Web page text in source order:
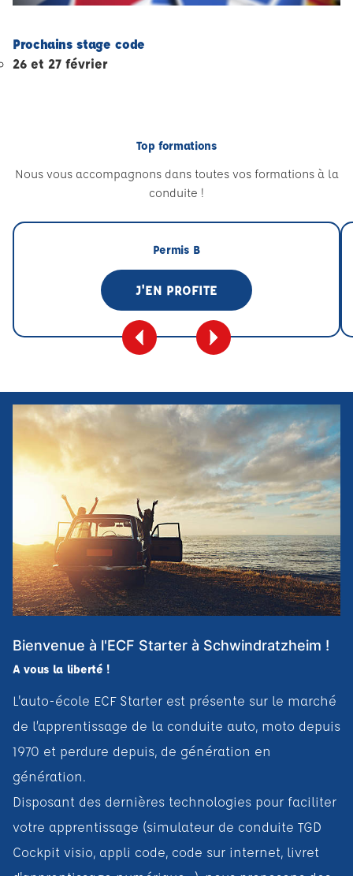
Prochains stage code
26 et 27 février
Top formations
Nous vous accompagnons dans toutes vos formations à la
conduite !
Permis B
J'EN PROFITE
Bienvenue à l'ECF Starter à Schwindratzheim !
A vous la liberté !
L'auto-école ECF Starter est présente sur le marché
de l’apprentissage de la conduite auto, moto depuis
1970 et perdure depuis, de génération en
génération.
Disposant des dernières technologies pour faciliter
votre apprentissage (simulateur de conduite TGD
Cockpit visio, appli code, code sur internet, livret